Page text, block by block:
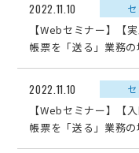
2022.11.10
【Webセミナー】【
帳票を「送る」業務
2022.11.10
【Webセミナー】【
帳票を「送る」業務